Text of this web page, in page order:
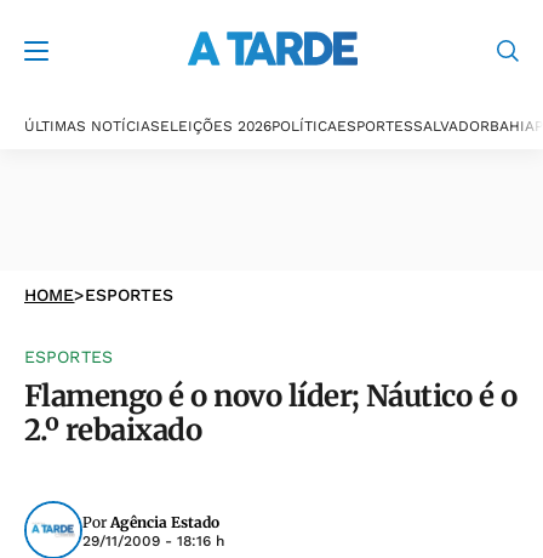
ÚLTIMAS NOTÍCIASELEIÇÕES 2026POLÍTICAESPORTESSALVADORBAHIA
HOME>ESPORTES
ESPORTES
Flamengo é o novo líder; Náutico é o
2.º rebaixado
PorAgência Estado
29/11/2009 - 18:16 h